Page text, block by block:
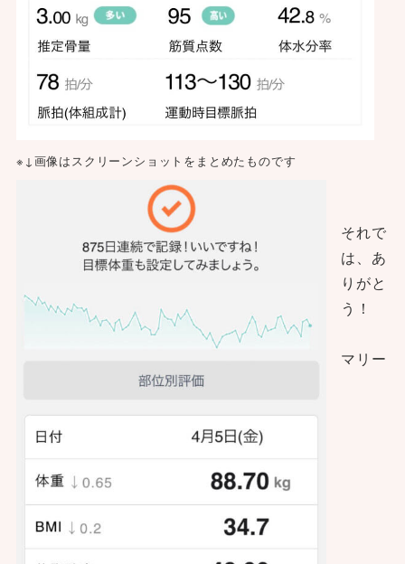
※↓画像はスクリーンショットをまとめたものです
それで
は、あ
りがと
う！
マリー